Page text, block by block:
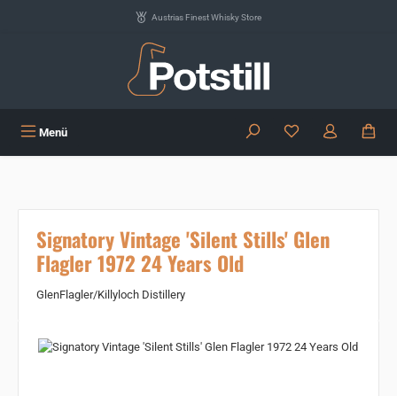
Austrias Finest Whisky Store
Menü Du hast 0
Signatory Vintage 'Silent Stills' Glen
Flagler 1972 24 Years Old
GlenFlagler/Killyloch Distillery
Bildergalerie überspringen